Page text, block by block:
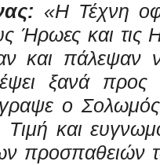
«Η Τέχνη
Ήρωες και τις
και
ξανά
ο Σολωμός
Τιμή και
προσπαθειών